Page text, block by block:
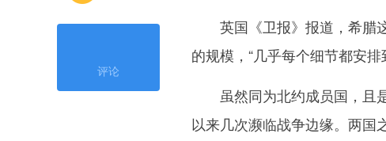
评论
英国《卫报》报道，希腊这
的规模，“几乎每个细节都安排
虽然同为北约成员国，且
以来几次濒临战争边缘。两国